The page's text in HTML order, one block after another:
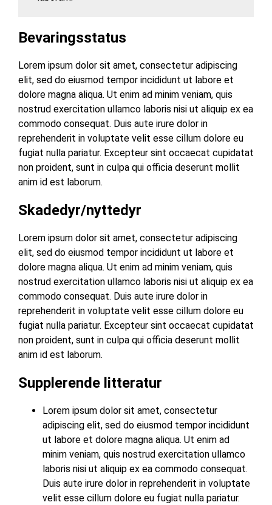
Bevaringsstatus
Lorem ipsum dolor sit amet, consectetur adipiscing
elit, sed do eiusmod tempor incididunt ut labore et
dolore magna aliqua. Ut enim ad minim veniam, quis
nostrud exercitation ullamco laboris nisi ut aliquip ex ea
commodo consequat. Duis aute irure dolor in
reprehenderit in voluptate velit esse cillum dolore eu
fugiat nulla pariatur. Excepteur sint occaecat cupidatat
non proident, sunt in culpa qui officia deserunt mollit
anim id est laborum.
Skadedyr/nyttedyr
Lorem ipsum dolor sit amet, consectetur adipiscing
elit, sed do eiusmod tempor incididunt ut labore et
dolore magna aliqua. Ut enim ad minim veniam, quis
nostrud exercitation ullamco laboris nisi ut aliquip ex ea
commodo consequat. Duis aute irure dolor in
reprehenderit in voluptate velit esse cillum dolore eu
fugiat nulla pariatur. Excepteur sint occaecat cupidatat
non proident, sunt in culpa qui officia deserunt mollit
anim id est laborum.
Supplerende litteratur
Lorem ipsum dolor sit amet, consectetur
adipiscing elit, sed do eiusmod tempor incididunt
ut labore et dolore magna aliqua. Ut enim ad
minim veniam, quis nostrud exercitation ullamco
laboris nisi ut aliquip ex ea commodo consequat.
Duis aute irure dolor in reprehenderit in voluptate
velit esse cillum dolore eu fugiat nulla pariatur.